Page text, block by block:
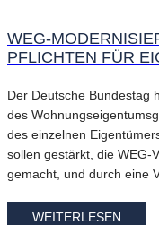
WEG-
PFLICHTEN FÜR
Der Deutsche Bundestag
des
des einzelnen
sollen gestärkt, die WEG-
gemacht, und durch eine
WEITERLESEN